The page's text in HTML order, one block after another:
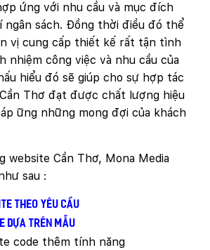
ứng với nhu cầu và mục đích
ngân sách. Đồng thời điều đó thể
vị cung cấp thiết kế rất tận tình
nhiệm công việc và nhu cầu của
hiểu đó sẽ giúp cho sự hợp tác
Thơ đạt được chất lượng hiệu
ững những mong đợi của khách
website Cần Thơ, Mona Media
sau :
theo yêu cầu
dựa trên mẫu
code thêm tính năng